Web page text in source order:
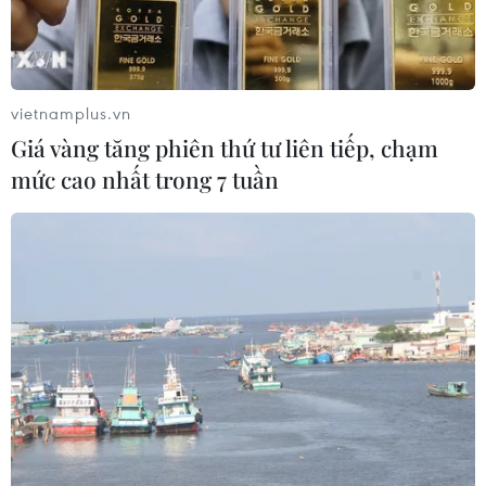
đăng cácchuyện kỳ lạ của thế giới xếp đứng đầu
danh sách 11 chuyện lạ nhất trong năm2011.
Đại gia đình ông Ziona Chana
người đàn ông Ấn Độ, 66 tuổi - hiện sống cùng
39 bà vợ, 94 convà 33 cháu trong cùng một ngôi
nhà 4 tầng tại một làng miền núi tại
bangMizoram, miền Đông Bắc nước này giáp
giới Myamar và Bangladesh.
vietnamplus.vn
Giá vàng tăng phiên thứ tư liên tiếp, chạm
mức cao nhất trong 7 tuần